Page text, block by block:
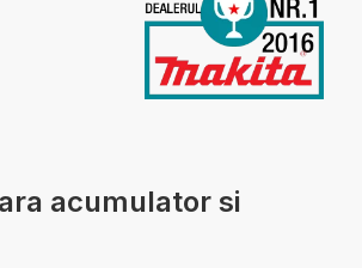
acumulator si